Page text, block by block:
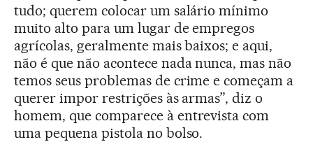
tudo; querem colocar um salário mínimo
muito alto para um lugar de empregos
agrícolas, geralmente mais baixos; e aqui,
não é que não acontece nada nunca, mas não
temos seus problemas de crime e começam a
querer impor restrições às armas”, diz o
homem, que comparece à entrevista com
uma pequena pistola no bolso.